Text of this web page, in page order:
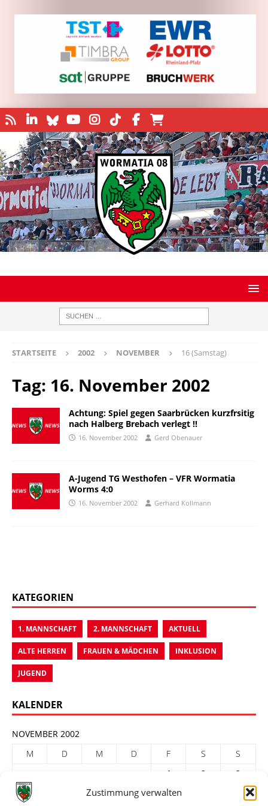
Zustimmung verwalten
STARTSEITE 2002 NOVEMBER 16 (Samstag)
Tag: 16. November 2002
Achtung: Spiel gegen Saarbrücken kurzfrsitig
nach Halberg Brebach verlegt !!
16. November 2002 Gerd Obenauer
A-Jugend TG Westhofen – VFR Wormatia
Worms 4:0
16. November 2002 Gerhard Kollmann
KATEGORIEN
1. MANNSCHAFT 2. MANNSCHAFT AKTUELL
ALTE HERREN FRAUEN & MÄDCHEN INKLUSION
JUGEND
KALENDER
NOVEMBER 2002
M
D M D F S
S
1
2
3
4
6 7 8